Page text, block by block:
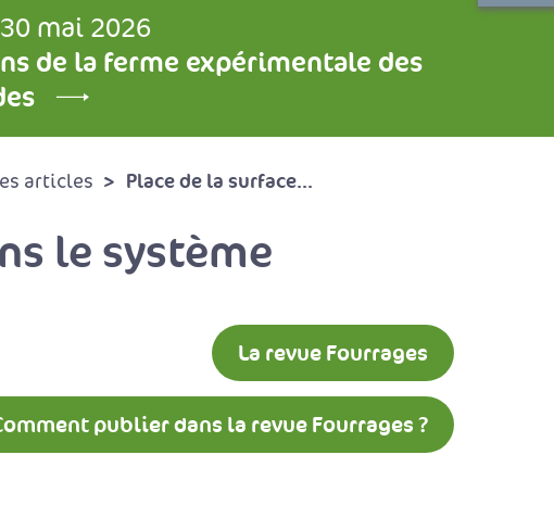
mai 2026
de la ferme expérimentale des
articles Place de la surface...
le système
La revue Fourrages
publier dans la revue Fourrages ?